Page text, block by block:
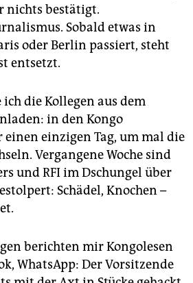
nichts bestätigt.
Sobald etwas in
oder Berlin passiert, steht
entsetzt.
die Kollegen aus dem
in den Kongo
einen einzigen Tag, um mal die
Vergangene Woche sind
und RFI im Dschungel über
Schädel, Knochen –
berichten mir Kongolesen
WhatsApp: Der Vorsitzende